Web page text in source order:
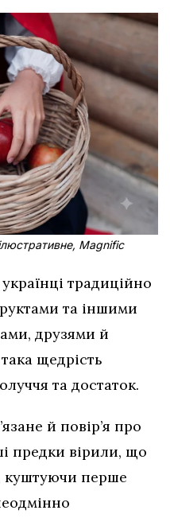
Magnific
традиційно
та іншими
друзями й
щедрість
та достаток.
й повір’я про
предки вірили, що
куштуючи перше